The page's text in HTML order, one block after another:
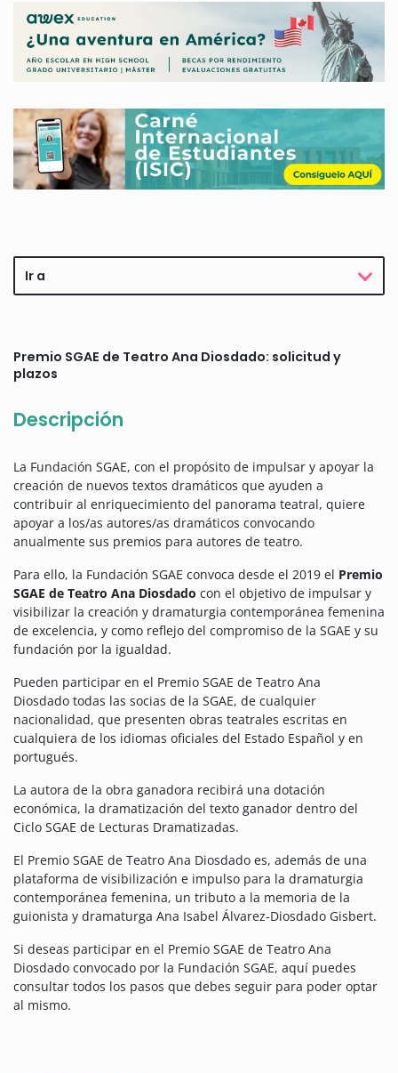
Ir a
Premio SGAE de Teatro Ana Diosdado: solicitud y
plazos
Descripción
La Fundación SGAE, con el propósito de impulsar y apoyar la
creación de nuevos textos dramáticos que ayuden a
contribuir al enriquecimiento del panorama teatral, quiere
apoyar a los/as autores/as dramáticos convocando
anualmente sus premios para autores de teatro.
Para ello, la Fundación SGAE convoca desde el 2019 el Premio
SGAE de Teatro Ana Diosdado con el objetivo de impulsar y
visibilizar la creación y dramaturgia contemporánea femenina
de excelencia, y como reflejo del compromiso de la SGAE y su
fundación por la igualdad.
Pueden participar en el Premio SGAE de Teatro Ana
Diosdado todas las socias de la SGAE, de cualquier
nacionalidad, que presenten obras teatrales escritas en
cualquiera de los idiomas oficiales del Estado Español y en
portugués.
La autora de la obra ganadora recibirá una dotación
económica, la dramatización del texto ganador dentro del
Ciclo SGAE de Lecturas Dramatizadas.
El Premio SGAE de Teatro Ana Diosdado es, además de una
plataforma de visibilización e impulso para la dramaturgia
contemporánea femenina, un tributo a la memoria de la
guionista y dramaturga Ana Isabel Álvarez-Diosdado Gisbert.
Si deseas participar en el Premio SGAE de Teatro Ana
Diosdado convocado por la Fundación SGAE, aquí puedes
consultar todos los pasos que debes seguir para poder optar
al mismo.